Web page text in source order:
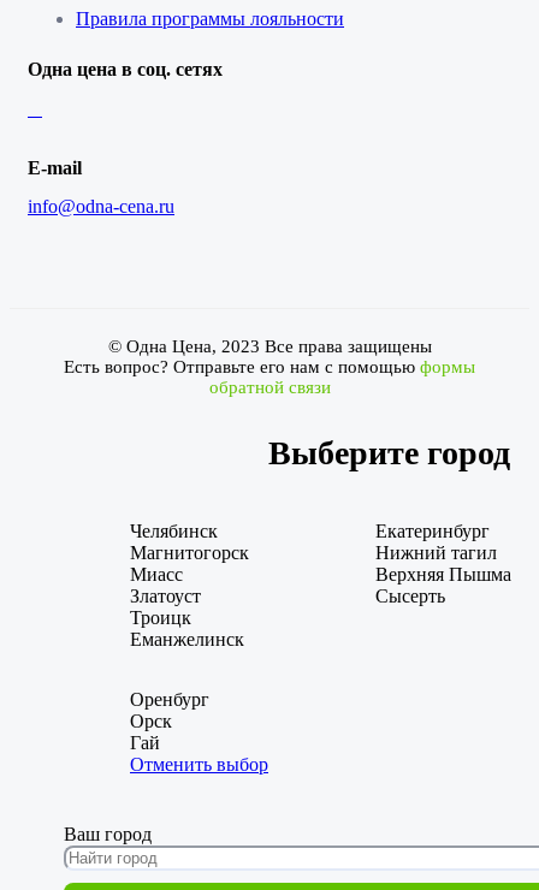
Правила программы лояльности
Одна цена в соц. сетях
E-mail
info@odna-cena.ru
© Одна Цена, 2023 Все права защищены
Есть вопрос? Отправьте его нам с помощью формы
обратной связи
Выберите город
Челябинск
Магнитогорск
Миасс
Златоуст
Троицк
Еманжелинск
Екатеринбург
Нижний тагил
Верхняя Пышма
Сысерть
Оренбург
Орск
Гай
Отменить выбор
Ваш город